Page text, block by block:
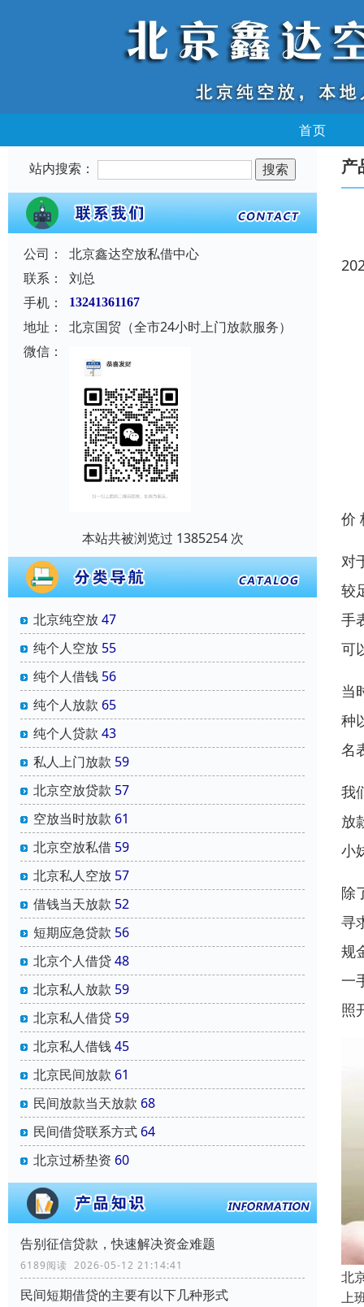
首页
站内搜索：
公司：
北京鑫达空放私借中心
联系：
刘总
手机：
13241361167
地址：
北京国贸（全市24小时上门放款服务）
微信：
本站共被浏览过 1385254 次
北京纯空放47
纯个人空放 55
纯个人借钱 56
纯个人放款 65
纯个人贷款 43
私人上门放款 59
北京空放贷款 57
空放当时放款 61
北京空放私借 59
北京私人空放 57
借钱当天放款 52
短期应急贷款 56
北京个人借贷48
北京私人放款 59
北京私人借贷 59
北京私人借钱45
北京民间放款 61
民间放款当天放款 68
民间借贷联系方式 64
北京过桥垫资 60
告别征信贷款，快速解决资金难题
6189阅读 2026-05-12 21:14:41
民间短期借贷的主要有以下几种形式
产
价
对
较
手
可
当
种
名
我
放
小
除
寻
规
一
照
北
上